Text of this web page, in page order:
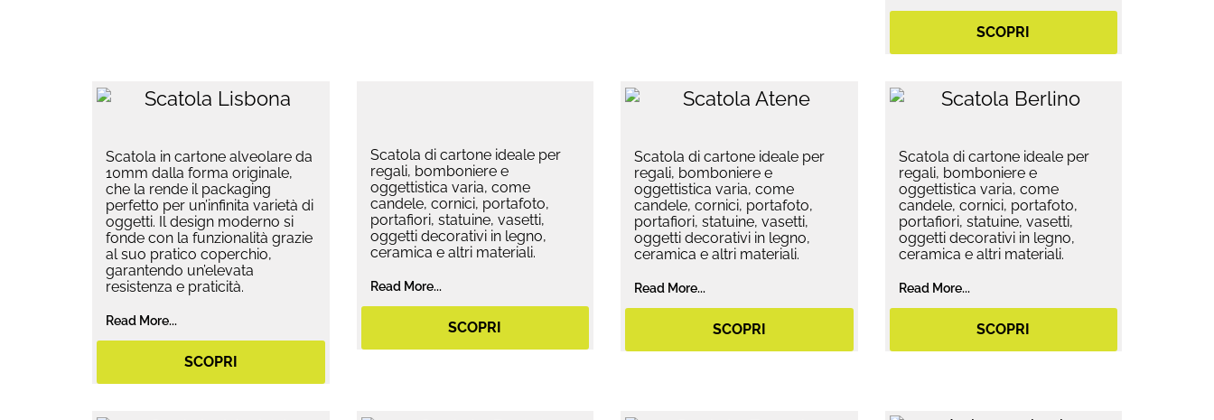
SCOPRI
Scatola in cartone alveolare da
10mm dalla forma originale,
che la rende il packaging
perfetto per un’infinita varietà di
oggetti. Il design moderno si
fonde con la funzionalità grazie
al suo pratico coperchio,
garantendo un’elevata
resistenza e praticità.
Read More...
SCOPRI
Scatola di cartone ideale per
regali, bomboniere e
oggettistica varia, come
candele, cornici, portafoto,
portafiori, statuine, vasetti,
oggetti decorativi in legno,
ceramica e altri materiali.
Read More...
SCOPRI
Scatola di cartone ideale per
regali, bomboniere e
oggettistica varia, come
candele, cornici, portafoto,
portafiori, statuine, vasetti,
oggetti decorativi in legno,
ceramica e altri materiali.
Read More...
SCOPRI
Scatola di cartone ideale per
regali, bomboniere e
oggettistica varia, come
candele, cornici, portafoto,
portafiori, statuine, vasetti,
oggetti decorativi in legno,
ceramica e altri materiali.
Read More...
SCOPRI